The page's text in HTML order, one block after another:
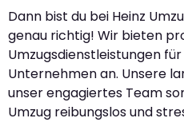
Dann bist du bei Heinz
genau richtig! Wir bieten
Umzugsdienstleistungen
Unternehmen an. Unsere
unser engagiertes Team
Umzug reibungslos und